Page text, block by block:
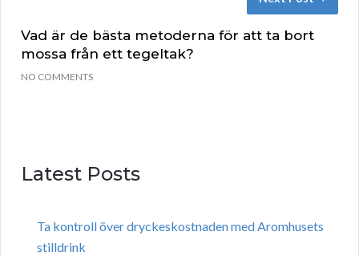
Vad är de bästa metoderna för att ta bort
mossa från ett tegeltak?
NO COMMENTS
Latest Posts
Ta kontroll över dryckeskostnaden med Aromhusets
stilldrink